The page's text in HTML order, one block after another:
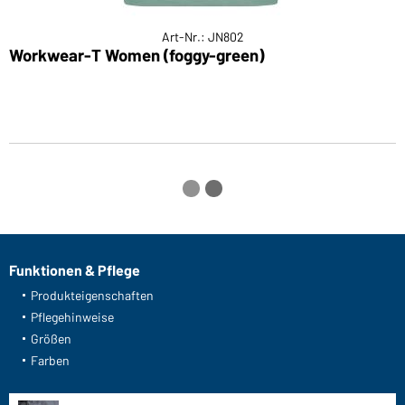
Art-Nr.: JN802
Workwear-T Women (foggy-green)
Funktionen & Pflege
Produkteigenschaften
Pflegehinweise
Größen
Farben